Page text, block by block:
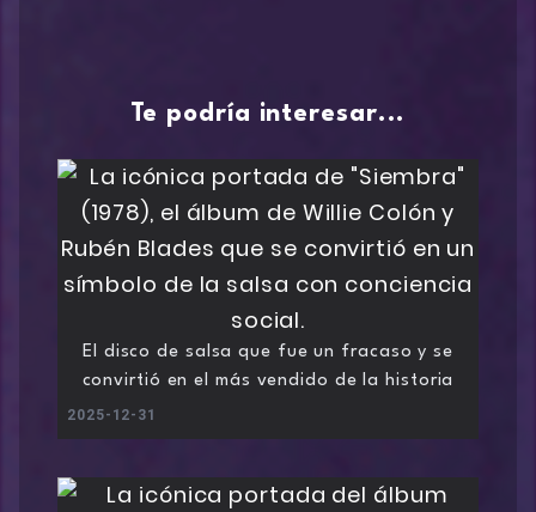
Te podría interesar...
El disco de salsa que fue un fracaso y se
convirtió en el más vendido de la historia
2025-12-31